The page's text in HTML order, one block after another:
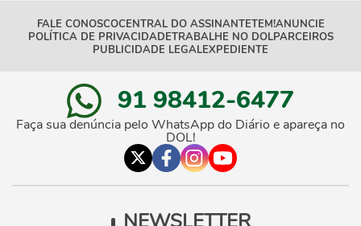
FALE CONOSCOCENTRAL DO ASSINANTETEM!ANUNCIE
POLÍTICA DE PRIVACIDADETRABALHE NO DOLPARCEIROS
PUBLICIDADE LEGALEXPEDIENTE
91 98412-6477
Faça sua denúncia pelo WhatsApp do Diário e apareça no
DOL!